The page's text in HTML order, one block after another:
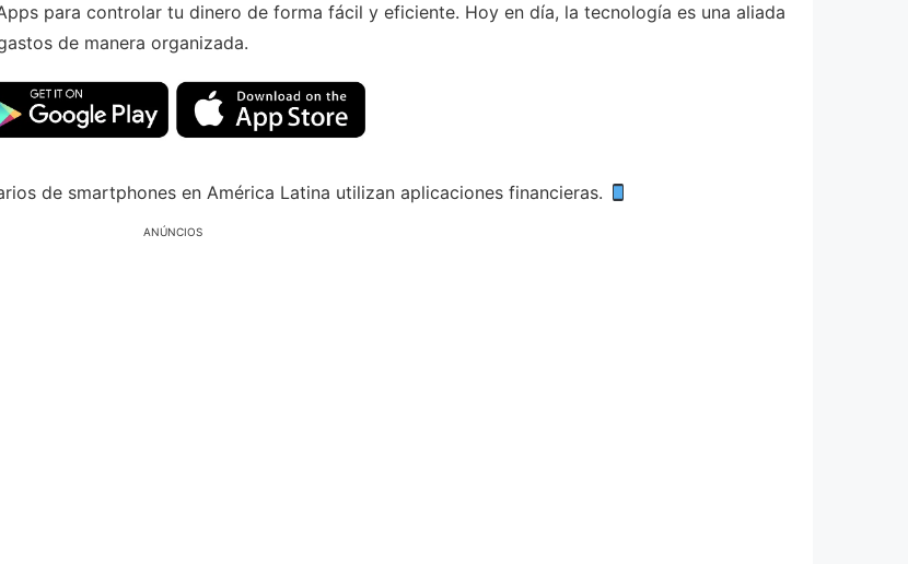
para controlar tu dinero de forma fácil y eficiente. Hoy en día, la tecnología es una aliada
de manera organizada.
de smartphones en América Latina utilizan aplicaciones financieras.
ANÚNCIOS